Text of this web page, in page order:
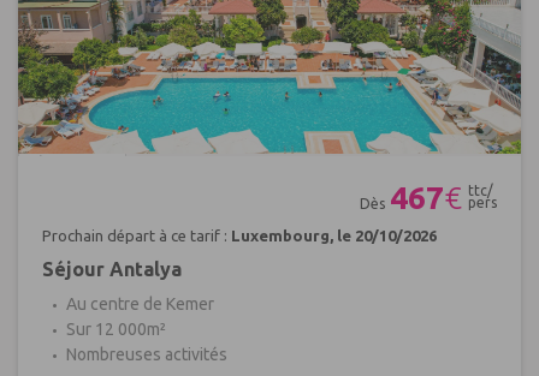
Dès 467€ ttc/
pers
Prochain départ à ce tarif : Luxembourg, le 20/10/2026
Séjour Antalya
Au centre de Kemer
Sur 12 000m²
Nombreuses activités